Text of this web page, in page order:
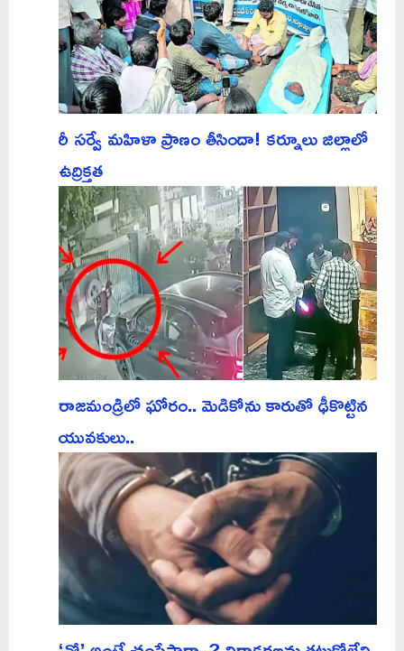
రీ సర్వే మహిళా ప్రాణం తీసిందా! కర్నూలు జిల్లాలో
ఉద్రిక్తత
రాజమండ్రిలో ఘోరం.. మెడికోను కారుతో ఢీకొట్టిన
యువకులు..